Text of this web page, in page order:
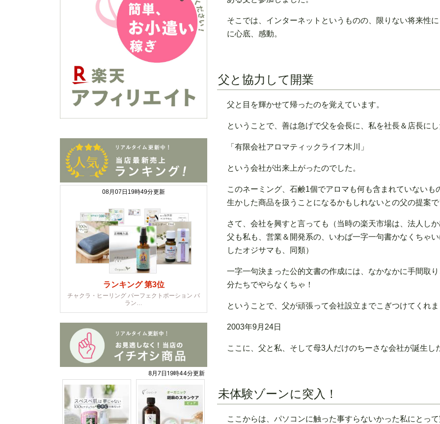
そこでは、インターネットというものの、限りない将来性
に心底、感動。
父と協力して開業
父と目を輝かせて帰ったのを覚えています。
ということで、善は急げで父を会長に、私を社長＆店長に
「有限会社アロマティックライフ木川」
という会社が出来上がったのでした。
このネーミング、石鹸1個でアロマも何も含まれていない
生かした商品を扱うことになるかもしれないとの父の提案
さて、会社を興すと言っても（当時の楽天市場は、法人し
父も私も、営業＆開発系の、いわば一字一句書かなくちゃ
したオジサマも、同類）
一字一句決まった公的文書の作成には、なかなかに手間取
分たちでやらなくちゃ！
ということで、父が頑張って会社設立までこぎつけてくれ
2003年9月24日
ここに、父と私、そして母3人だけのちーさな会社が誕生し
未体験ゾーンに突入！
ここからは、パソコンに触った事すらないかった私にとっ